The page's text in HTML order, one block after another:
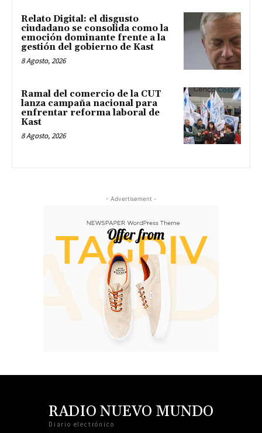
Relato Digital: el disgusto
ciudadano se consolida como la
emoción dominante frente a la
gestión del gobierno de Kast
8 Agosto, 2026
Ramal del comercio de la CUT
lanza campaña nacional para
enfrentar reforma laboral de
Kast
8 Agosto, 2026
- Advertisement -
RADIO NUEVO MUNDO
Diario electrónico